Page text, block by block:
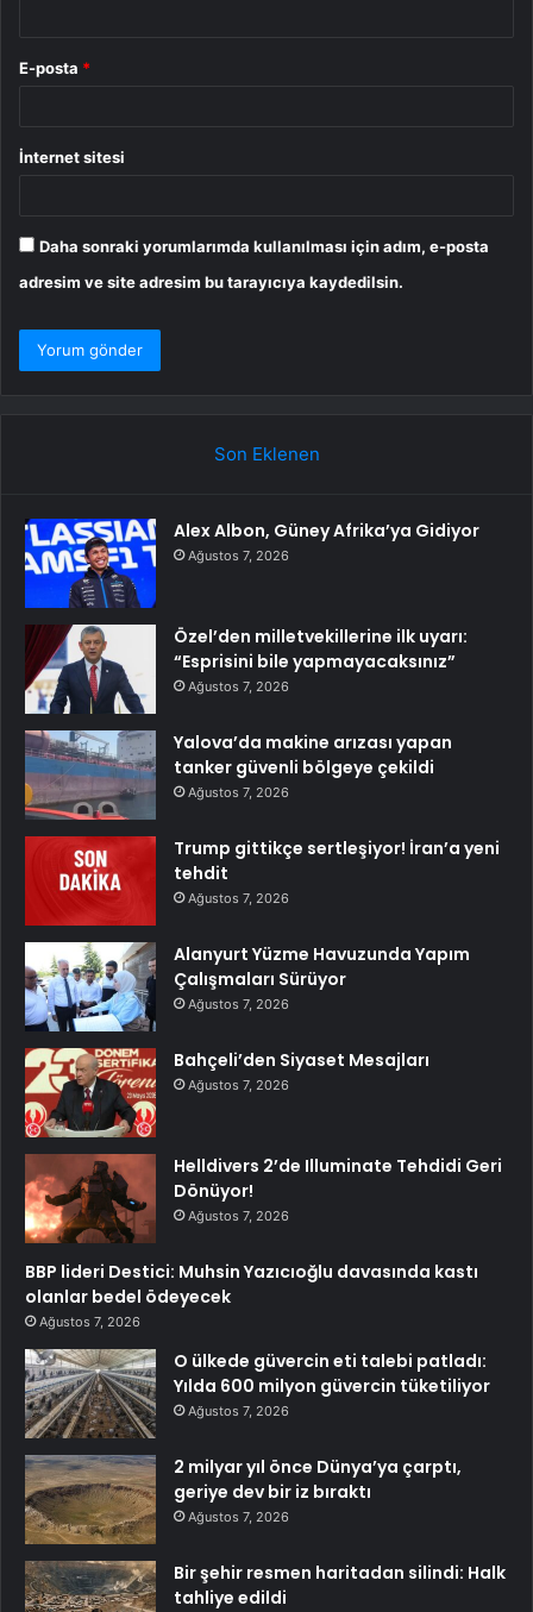
E-posta *
İnternet sitesi
Daha sonraki yorumlarımda kullanılması için adım, e-posta
adresim ve site adresim bu tarayıcıya kaydedilsin.
Son Eklenen
Alex Albon, Güney Afrika’ya Gidiyor
Ağustos 7, 2026
Özel’den milletvekillerine ilk uyarı:
“Esprisini bile yapmayacaksınız”
Ağustos 7, 2026
Yalova’da makine arızası yapan
tanker güvenli bölgeye çekildi
Ağustos 7, 2026
Trump gittikçe sertleşiyor! İran’a yeni
tehdit
Ağustos 7, 2026
Alanyurt Yüzme Havuzunda Yapım
Çalışmaları Sürüyor
Ağustos 7, 2026
Bahçeli’den Siyaset Mesajları
Ağustos 7, 2026
Helldivers 2’de Illuminate Tehdidi Geri
Dönüyor!
Ağustos 7, 2026
BBP lideri Destici: Muhsin Yazıcıoğlu davasında kastı
olanlar bedel ödeyecek
Ağustos 7, 2026
O ülkede güvercin eti talebi patladı:
Yılda 600 milyon güvercin tüketiliyor
Ağustos 7, 2026
2 milyar yıl önce Dünya’ya çarptı,
geriye dev bir iz bıraktı
Ağustos 7, 2026
Bir şehir resmen haritadan silindi: Halk
tahliye edildi